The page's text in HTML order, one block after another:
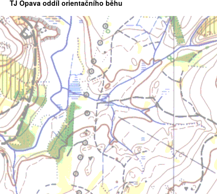
TJ Opava oddíl orientačního běhu